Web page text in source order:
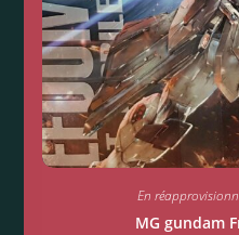
En
MG gundam